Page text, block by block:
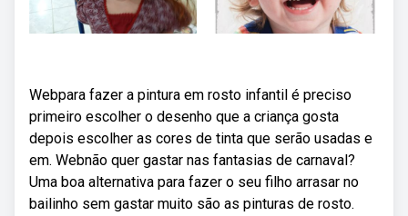
Webpara fazer a pintura em rosto infantil é preciso
primeiro escolher o desenho que a criança gosta
depois escolher as cores de tinta que serão usadas e
em. Webnão quer gastar nas fantasias de carnaval?
Uma boa alternativa para fazer o seu filho arrasar no
bailinho sem gastar muito são as pinturas de rosto.